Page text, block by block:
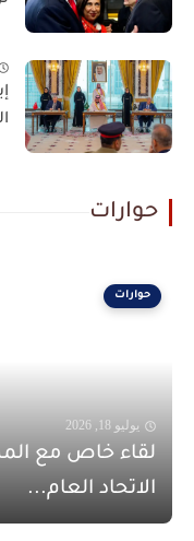
حوارات
حوارات
يوليو 18, 2026
لقاء خاص مع
الاتحاد العام...